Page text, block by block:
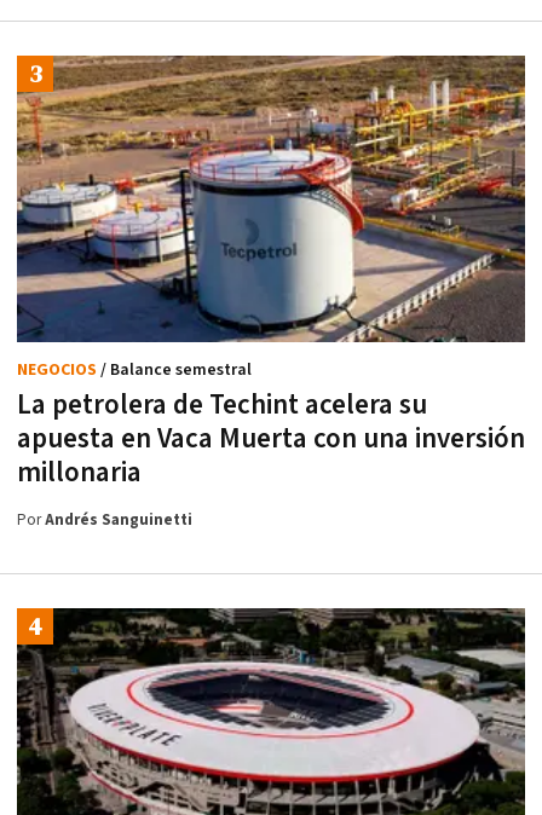
La petrolera de Techint acelera su
apuesta en Vaca Muerta con una inversión
millonaria
NEGOCIOS / Balance semestral
PorAndrés Sanguinetti